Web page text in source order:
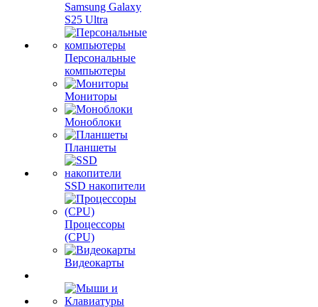
Samsung Galaxy
S25 Ultra
Персональные
компьютеры
Мониторы
Моноблоки
Планшеты
SSD накопители
Процессоры
(CPU)
Видеокарты